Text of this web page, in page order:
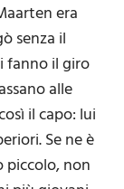
era
senza il
fanno il giro
alle
il capo: lui
Se ne è
non